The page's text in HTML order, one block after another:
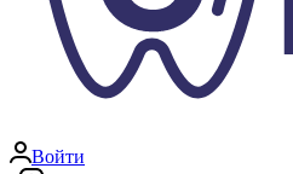
Войти